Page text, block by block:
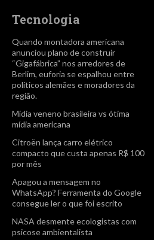
Tecnologia
Quando montadora americana
anunciou plano de construir
“Gigafábrica” nos arredores de
Berlim, euforia se espalhou entre
políticos alemães e moradores da
região.
Mídia veneno brasileira vs ótima
mídia americana
Citroën lança carro elétrico
compacto que custa apenas R$ 100
por mês
Apagou a mensagem no
WhatsApp? Ferramenta do Google
consegue ler o que foi escrito
NASA desmente ecologistas com
psicose ambientalista